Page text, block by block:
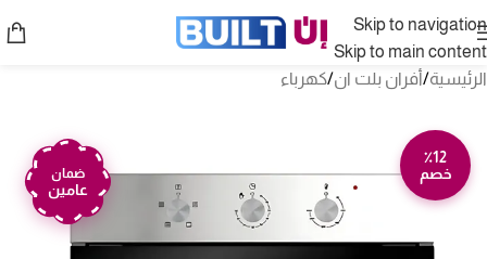
Skip to navigation
Skip to main content
الرئيسية/أفران بلت ان/كهرباء
٪12
خصم
ضمان
عامين